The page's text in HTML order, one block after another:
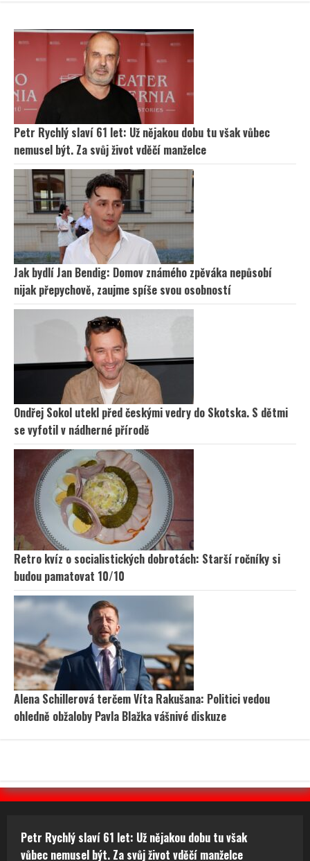
Petr Rychlý slaví 61 let: Už nějakou dobu tu však vůbec
nemusel být. Za svůj život vděčí manželce
Jak bydlí Jan Bendig: Domov známého zpěváka nepůsobí
nijak přepychově, zaujme spíše svou osobností
Ondřej Sokol utekl před českými vedry do Skotska. S dětmi
se vyfotil v nádherné přírodě
Retro kvíz o socialistických dobrotách: Starší ročníky si
budou pamatovat 10/10
Alena Schillerová terčem Víta Rakušana: Politici vedou
ohledně obžaloby Pavla Blažka vášnivé diskuze
Petr Rychlý slaví 61 let: Už nějakou dobu tu však
vůbec nemusel být. Za svůj život vděčí manželce